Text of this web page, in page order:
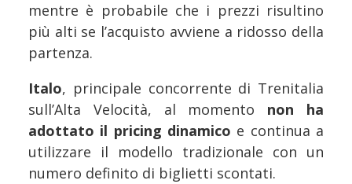
mentre è probabile che i prezzi risultino
più alti se l’acquisto avviene a ridosso della
partenza.
Italo, principale concorrente di Trenitalia
sull’Alta Velocità, al momento non ha
adottato il pricing dinamico e continua a
utilizzare il modello tradizionale con un
numero definito di biglietti scontati.